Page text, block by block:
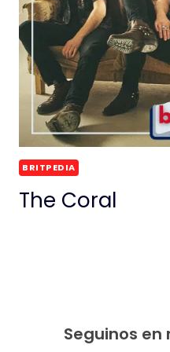
BRITPEDIA
The Coral
Seguinos